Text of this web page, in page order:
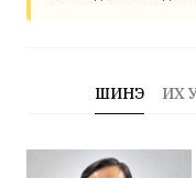
ШИНЭ ИХ